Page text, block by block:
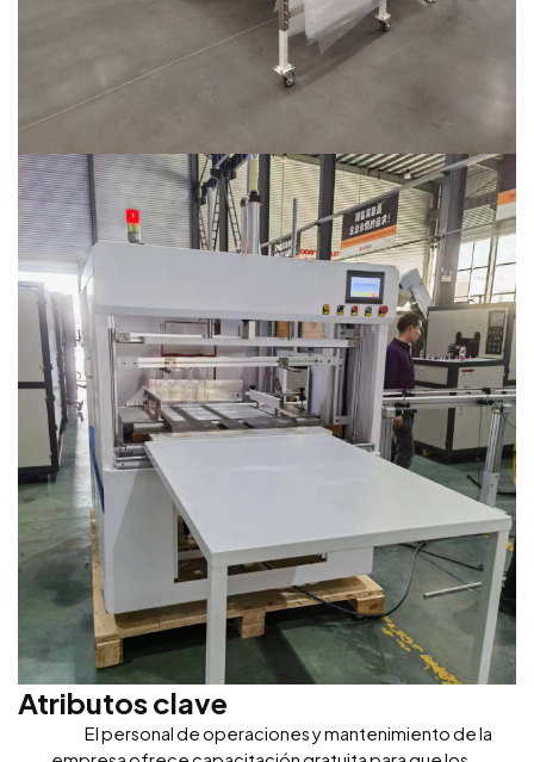
Atributos clave
El personal de operaciones y mantenimiento de la